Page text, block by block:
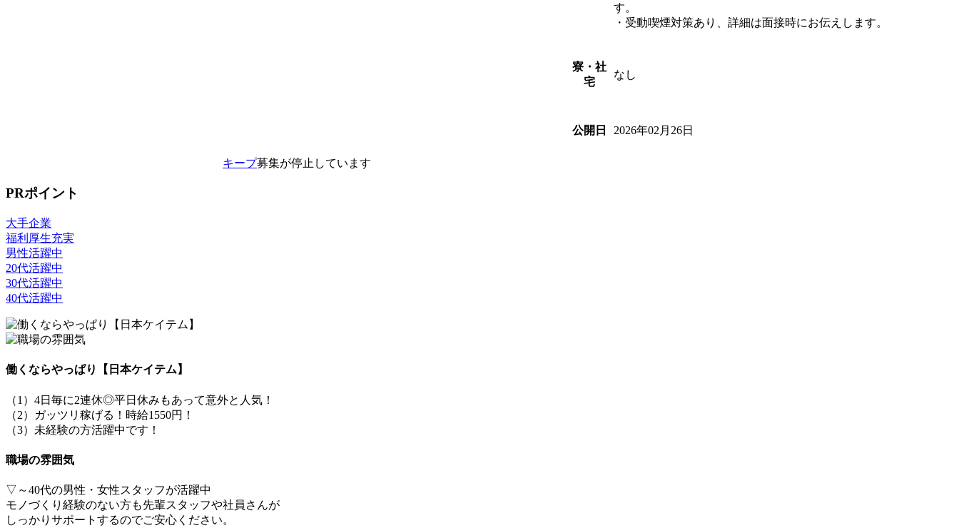
す。
・受動喫煙対策あり、詳細は面接時にお伝えします。
寮・社
宅
なし
公開日 2026年02月26日
キープ募集が停止しています
PRポイント
大手企業
福利厚生充実
男性活躍中
20代活躍中
30代活躍中
40代活躍中
働くならやっぱり【日本ケイテム】
（1）4日毎に2連休◎平日休みもあって意外と人気！
（2）ガッツリ稼げる！時給1550円！
（3）未経験の方活躍中です！
職場の雰囲気
▽～40代の男性・女性スタッフが活躍中
モノづくり経験のない方も先輩スタッフや社員さんが
しっかりサポートするのでご安心ください。